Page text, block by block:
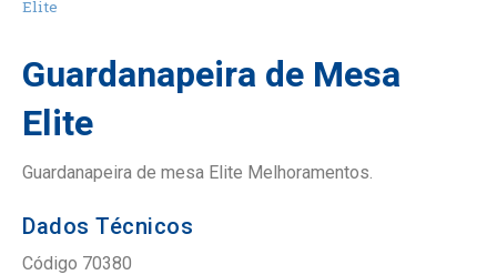
Elite
Guardanapeira de Mesa
Elite
Guardanapeira de mesa Elite Melhoramentos.
Dados Técnicos
Código 70380